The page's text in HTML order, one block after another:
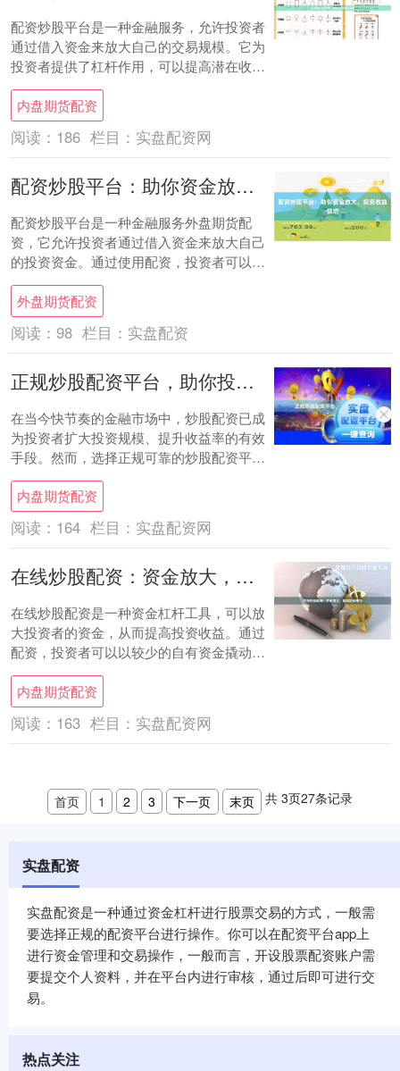
配资炒股平台是一种金融服务，允许投资者
通过借入资金来放大自己的交易规模。它为
投资者提供了杠杆作用，可以提高潜在收
益，但也增加了风险。 **如何选择配资炒股
平台？....
内盘期货配资
阅读： 186 栏目： 实盘配资网
配资炒股平台：助你资金放大，投资收益倍增
配资炒股平台是一种金融服务外盘期货配
资，它允许投资者通过借入资金来放大自己
的投资资金。通过使用配资，投资者可以获
得更高的杠杆率，从而提高潜在的投资收
益。 配资炒....
外盘期货配资
阅读： 98 栏目： 实盘配资
正规炒股配资平台，助你投资无忧
在当今快节奏的金融市场中，炒股配资已成
为投资者扩大投资规模、提升收益率的有效
手段。然而，选择正规可靠的炒股配资平台
至关重要，以确保资金安全和投资无忧。 **
什么....
内盘期货配资
阅读： 164 栏目： 实盘配资网
在线炒股配资：资金放大，助你投资腾飞
在线炒股配资是一种资金杠杆工具，可以放
大投资者的资金，从而提高投资收益。通过
配资，投资者可以以较少的自有资金撬动更
多的资金进行股票交易，从而获得更高的投
资回报。....
内盘期货配资
阅读： 163 栏目： 实盘配资网
首页 1 2 3 下一页 末页 共 3页27条记录
实盘配资
实盘配资是一种通过资金杠杆进行股票交易的方式，一般需
要选择正规的配资平台进行操作。你可以在配资平台app上
进行资金管理和交易操作，一般而言，开设股票配资账户需
要提交个人资料，并在平台内进行审核，通过后即可进行交
易。
热点关注